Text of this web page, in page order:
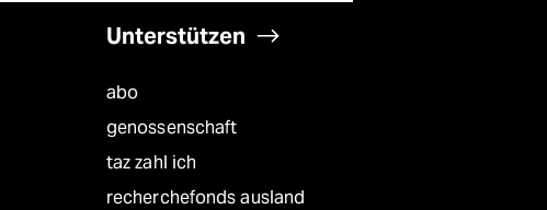
Unterstützen
abo
genossenschaft
taz zahl ich
recherchefonds ausland